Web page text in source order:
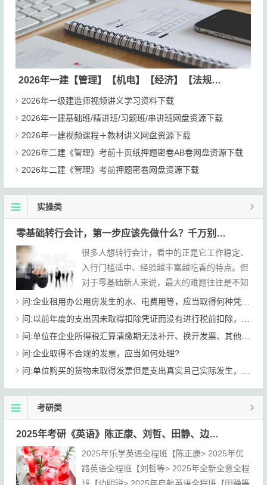
2026年一建【管理】【机电】【经济】【法规】【建筑】等视频课程讲义网盘下载
2026年一级建造师视频讲义学习资料下载
2026年一建基础班/精讲班/习题班/串讲班网盘资源下载
2026年一建视频课程＋教材讲义网盘资源下载
2026年二建《管理》考前十页纸押题密卷AB卷网盘资源下载
2026年二建《管理》考前押题密卷网盘资源下载
实操类
零基础转行会计，第一步应该先做什么？千万别搞错了【学习路线+岗位规划】
很多人想转行会计，看中的正是它工作稳定、
入行门槛适中、经验越丰富越吃香的特点。但
对于零基础新人来说，最大的难题往往是不知
道从哪里开始：先学什么？考什么证？从什么
问:企业租用办公用房发生的水、电费用等，应当取得何种凭证进行税前扣除?
问:以前年度的支出因未取得扣除凭证而没有进行税前扣除，在今年取得了符合条件的凭证，能否在今年进行税前扣除?
问:单位在企业所得税汇算清缴期无法补开、换开发票、其他外部凭证的，怎么处理?
问:企业取得不合规的发票，应当如何处理?
问:单位购买的货物未取得发票但是支出真实且己实际发生，可以在企业所得税前扣除吗?
考研类
2025年考研《英语》陈正康、刘哲、田静、边明王晟课程讲义下载
2025年乐学英语全程班【陈正康> 2025年优
路英语全程班【刘哲等> 2025年全新全意全程
班【边明锐> 2025年启航英语全程班【田静等